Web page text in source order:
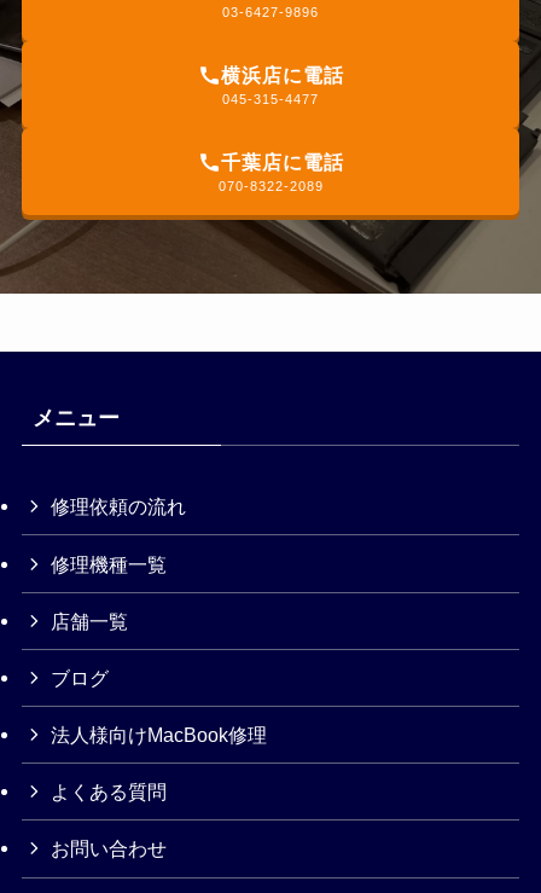
03-6427-9896
横浜店に電話
045-315-4477
千葉店に電話
070-8322-2089
メニュー
修理依頼の流れ
修理機種一覧
店舗一覧
ブログ
法人様向けMacBook修理
よくある質問
お問い合わせ